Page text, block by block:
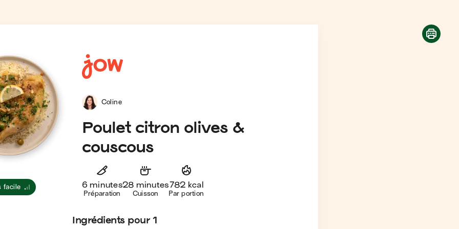
facile
Coline
Poulet citron olives &
couscous
6 minutes
Préparation
28 minutes
Cuisson
782 kcal
Par portion
Ingrédients pour 1